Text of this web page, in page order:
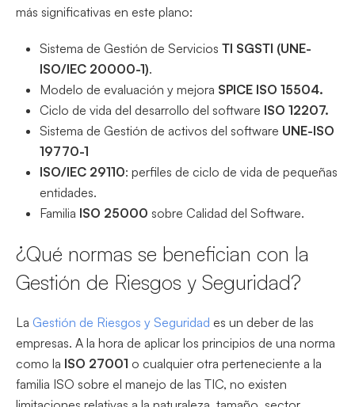
más significativas en este plano:
Sistema de Gestión de Servicios TI SGSTI (UNE-
ISO/IEC 20000-1).
Modelo de evaluación y mejora SPICE ISO 15504.
Ciclo de vida del desarrollo del software ISO 12207.
Sistema de Gestión de activos del software UNE-ISO
19770-1
ISO/IEC 29110: perfiles de ciclo de vida de pequeñas
entidades.
Familia ISO 25000 sobre Calidad del Software.
¿Qué normas se benefician con la
Gestión de Riesgos y Seguridad?
La Gestión de Riesgos y Seguridad es un deber de las
empresas. A la hora de aplicar los principios de una norma
como la ISO 27001 o cualquier otra perteneciente a la
familia ISO sobre el manejo de las TIC, no existen